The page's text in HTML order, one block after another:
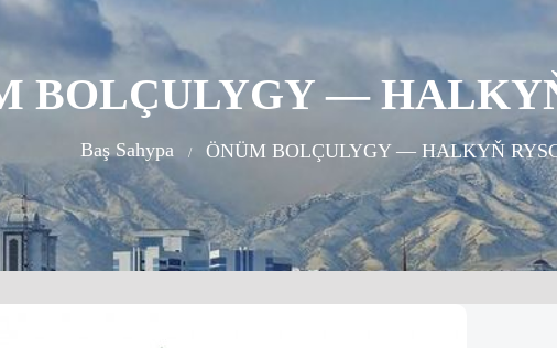
BOLÇULYGY —
Baş Sahypa ÖNÜM BOLÇULYGY — HALKYŇ